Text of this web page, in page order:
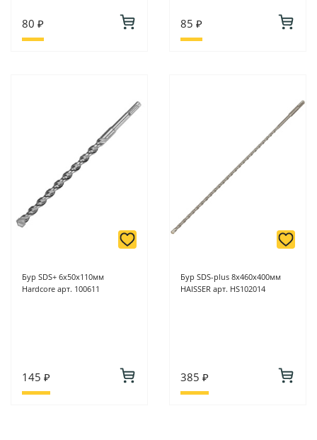
80 ₽ 85 ₽
Бур SDS+ 6х50х110мм
Hardcore арт. 100611
145 ₽
Бур SDS-plus 8х460х400мм
HAISSER арт. HS102014
385 ₽